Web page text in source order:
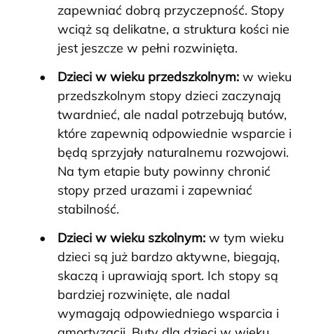
zapewniać dobrą przyczepność. Stopy
wciąż są delikatne, a struktura kości nie
jest jeszcze w pełni rozwinięta.
Dzieci w wieku przedszkolnym: w wieku
przedszkolnym stopy dzieci zaczynają
twardnieć, ale nadal potrzebują butów,
które zapewnią odpowiednie wsparcie i
będą sprzyjały naturalnemu rozwojowi.
Na tym etapie buty powinny chronić
stopy przed urazami i zapewniać
stabilność.
Dzieci w wieku szkolnym: w tym wieku
dzieci są już bardzo aktywne, biegają,
skaczą i uprawiają sport. Ich stopy są
bardziej rozwinięte, ale nadal
wymagają odpowiedniego wsparcia i